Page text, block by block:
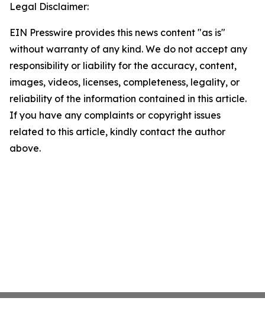
Legal Disclaimer:
EIN Presswire provides this news content "as is"
without warranty of any kind. We do not accept any
responsibility or liability for the accuracy, content,
images, videos, licenses, completeness, legality, or
reliability of the information contained in this article.
If you have any complaints or copyright issues
related to this article, kindly contact the author
above.